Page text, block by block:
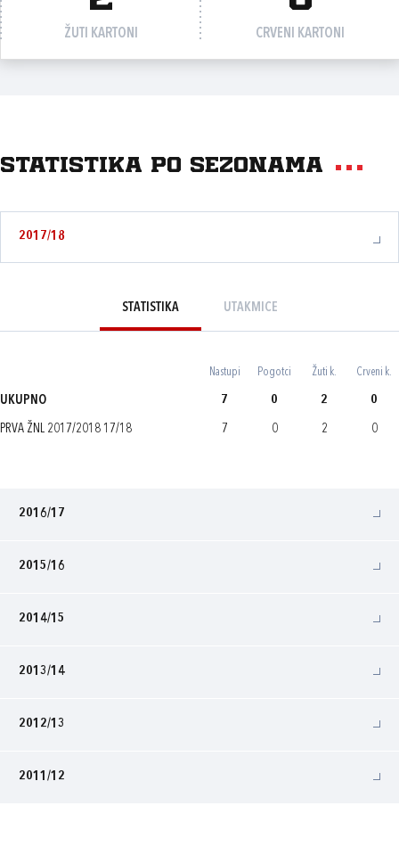
ŽUTI KARTONI CRVENI KARTONI
Statistika po sezonama
2017/18
STATISTIKA UTAKMICE
Nastupi Pogotci Žuti k. Crveni k.
UKUPNO 7 0 2 0
PRVA ŽNL 2017/2018 17/18 7 0 2 0
2016/17
2015/16
2014/15
2013/14
2012/13
2011/12